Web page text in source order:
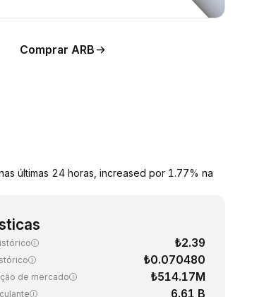
Comprar ARB
últimas 24 horas, increased por 1.77% na
₺2.39
₺0.070480
de mercado ₺514.17M
6.61 B